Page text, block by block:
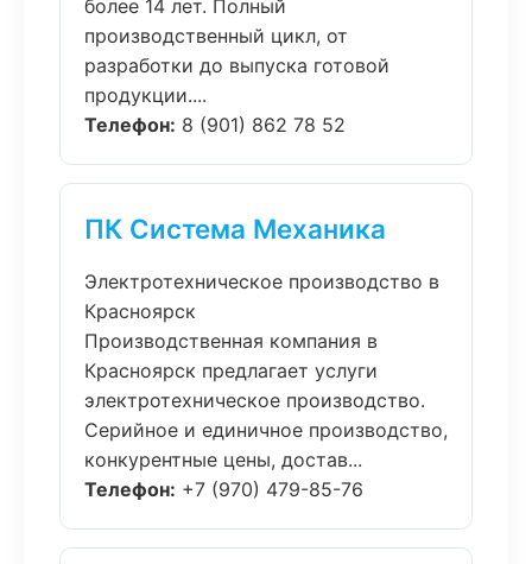
более 14 лет. Полный
производственный цикл, от
разработки до выпуска готовой
продукции....
Телефон: 8 (901) 862 78 52
ПК Система Механика
Электротехническое производство в
Красноярск
Производственная компания в
Красноярск предлагает услуги
электротехническое производство.
Серийное и единичное производство,
конкурентные цены, достав...
Телефон: +7 (970) 479-85-76